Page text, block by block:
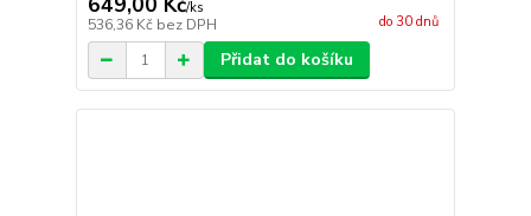
/ks
536,36 Kč bez DPH do 30 dnů
Přidat do košíku